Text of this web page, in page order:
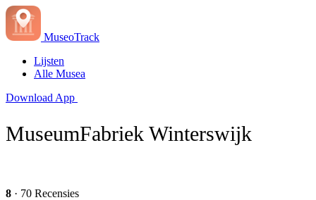
MuseoTrack
Lijsten
Alle Musea
Download App
MuseumFabriek Winterswijk
8 · 70 Recensies